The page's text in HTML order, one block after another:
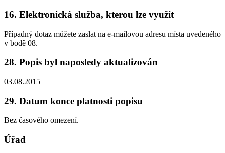
16. Elektronická služba, kterou lze využít
Případný dotaz můžete zaslat na e-mailovou adresu místa uvedeného
v bodě 08.
28. Popis byl naposledy aktualizován
03.08.2015
29. Datum konce platnosti popisu
Bez časového omezení.
Úřad